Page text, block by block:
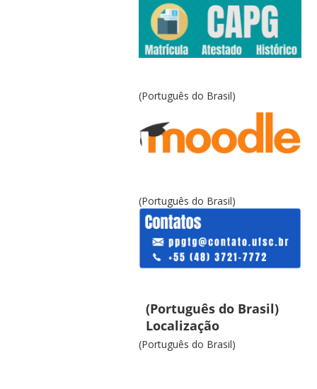
(Português do Brasil)
(Português do Brasil)
(Português do Brasil)
Localização
(Português do Brasil)